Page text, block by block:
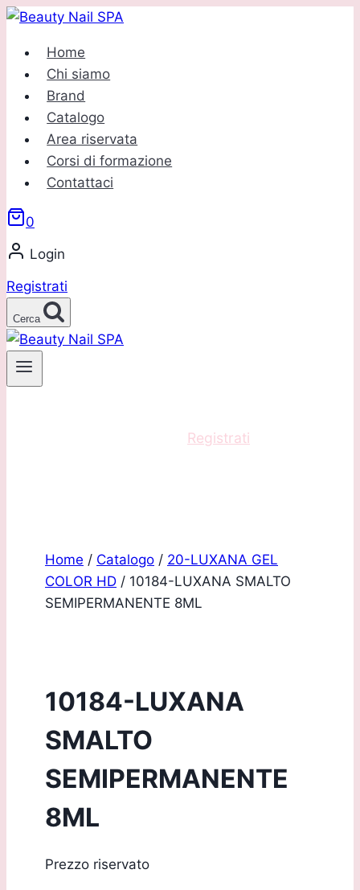
Salta
contenuto
Home
Chi siamo
Brand
Catalogo
Area riservata
Corsi di formazione
Contattaci
0
Login
Registrati
Cerca
Registrati
Home / Catalogo / 20-LUXANA GEL
COLOR HD / 10184-LUXANA SMALTO
SEMIPERMANENTE 8ML
10184-LUXANA
SMALTO
SEMIPERMANENTE
8ML
Prezzo riservato